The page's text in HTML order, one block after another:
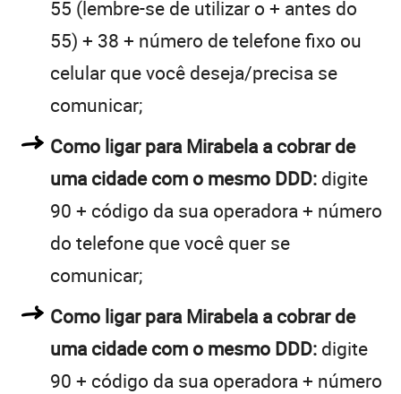
55 (lembre-se de utilizar o + antes do
55) + 38 + número de telefone fixo ou
celular que você deseja/precisa se
comunicar;
Como ligar para Mirabela a cobrar de
uma cidade com o mesmo DDD: digite
90 + código da sua operadora + número
do telefone que você quer se
comunicar;
Como ligar para Mirabela a cobrar de
uma cidade com o mesmo DDD: digite
90 + código da sua operadora + número